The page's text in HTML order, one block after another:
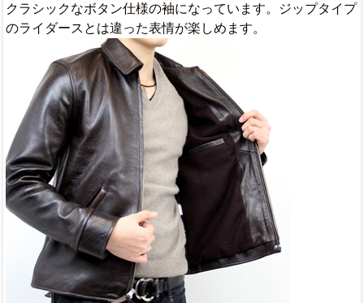
クラシックなボタン仕様の袖になっています。ジップタイプ
のライダースとは違った表情が楽しめます。